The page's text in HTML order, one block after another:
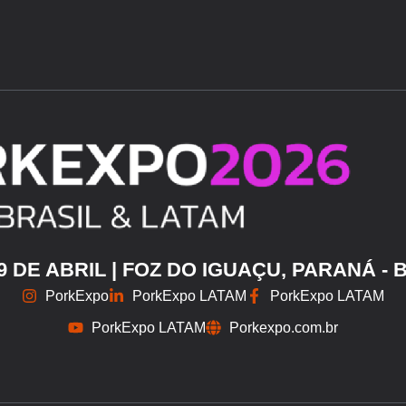
DE ABRIL | FOZ DO IGUAÇU, PARANÁ -
PorkExpo PorkExpo LATAM PorkExpo LATAM
PorkExpo LATAM Porkexpo.com.br